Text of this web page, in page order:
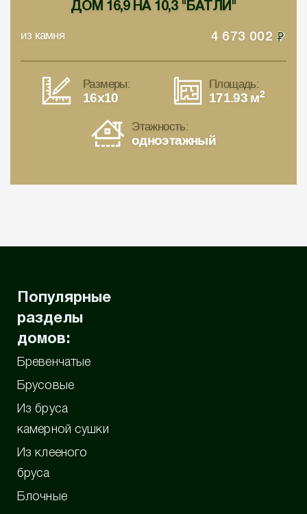
ДОМ 16,9 НА 10,3 "БАТЛИ"
из камня 4 673 002
Размеры:
16x10
Площадь:
171.93 м2
Этажность:
одноэтажный
Популярные
разделы
домов:
Бревенчатые
Брусовые
Из бруса
камерной сушки
Из клееного
бруса
Блочные